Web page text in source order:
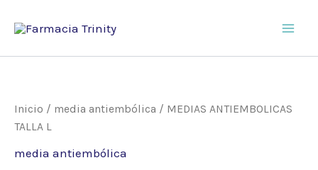
Inicio / media antiembólica / MEDIAS ANTIEMBOLICAS
TALLA L
media antiembólica